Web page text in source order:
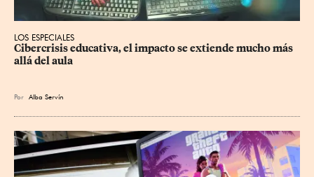
LOS ESPECIALES
Cibercrisis educativa, el impacto se extiende mucho más
allá del aula
Por Alba Servín